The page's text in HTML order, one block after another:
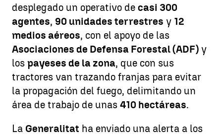
desplegado un operativo de casi 300
agentes, 90 unidades terrestres y 12
medios aéreos, con el apoyo de las
Asociaciones de Defensa Forestal (ADF) y
los payeses de la zona, que con sus
tractores van trazando franjas para evitar
la propagación del fuego, delimitando un
área de trabajo de unas 410 hectáreas.
La Generalitat ha enviado una alerta a los